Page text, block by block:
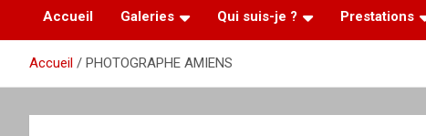
Accueil Galeries Qui suis-je ? Prestations
Accueil PHOTOGRAPHE AMIENS